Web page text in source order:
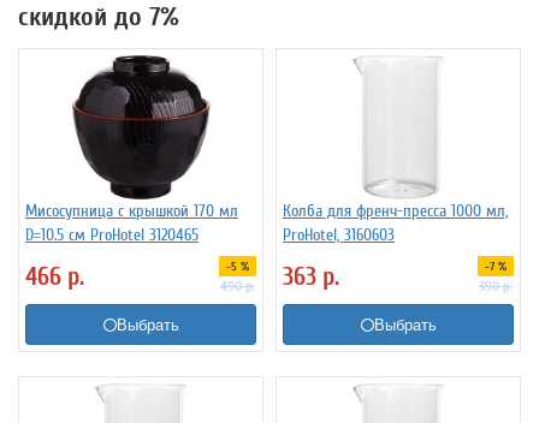
скидкой до 7%
Мисосупница с крышкой 170 мл
D=10.5 см ProHotel 3120465
466 р. -5 %
490р.
Выбрать
Колба для френч-пресса 1000 мл,
ProHotel, 3160603
363 р. -7 %
390р.
Выбрать